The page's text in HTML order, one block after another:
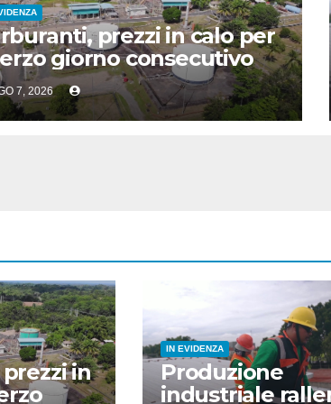
prezzi in calo per
giorno consecutivo
7, 2026
in
IN EVIDENZA
Produzione
industriale